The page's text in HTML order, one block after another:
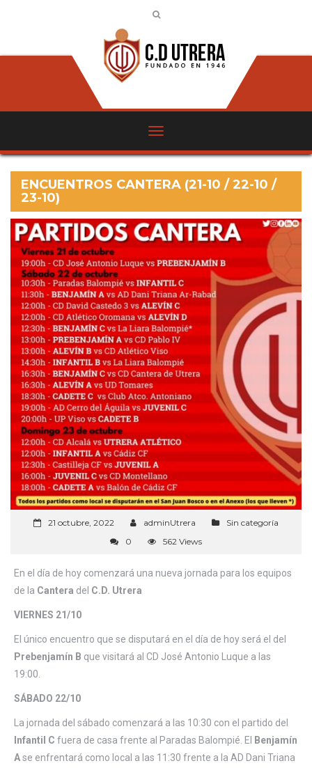
ENCUENTROS CANTERA (21-10 / 22-10 /
23-10)
21 octubre, 2022 adminUtrera
Sin categoría
0
562 Views
En el día de hoy comenzará una nueva jornada para los equipos
de la Cantera del C.D. Utrera
VIERNES 21/10
El único encuentro que se disputará en el día de hoy será el del
Prebenjamín B que visitará al CD José Antonio Luque a las
19:00.
SÁBADO 22/10
La jornada del sábado comenzará a las 10:30 con el partido del
Infantil C fuera de casa frente al Paradas Balompié. El
Benjamín
Ase enfrentará como local a las 11:30 frente a la AD Dani Triana